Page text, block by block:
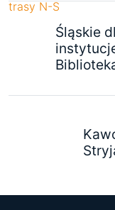
Śląskie